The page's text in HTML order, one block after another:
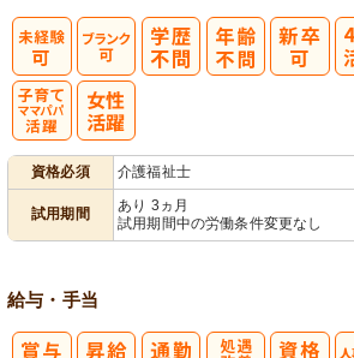
資格必須 介護福祉士
試用期間
あり 3ヵ月
試用期間中の労働条件変更なし
給与・手当